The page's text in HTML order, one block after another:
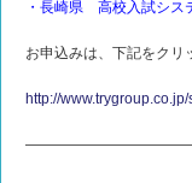
・長崎県 高校入試シ
お申込みは、下記をク
http://